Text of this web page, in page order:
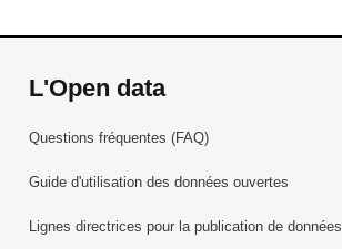
L'Open data
Questions fréquentes (FAQ)
Guide d'utilisation des données ouvertes
Lignes directrices pour la publication de données